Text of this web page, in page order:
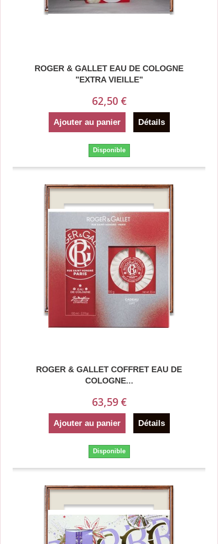
ROGER & GALLET EAU DE COLOGNE
"EXTRA VIEILLE"
62,50 €
Ajouter au panier Détails
Disponible
ROGER & GALLET COFFRET EAU DE
COLOGNE...
63,59 €
Ajouter au panier Détails
Disponible